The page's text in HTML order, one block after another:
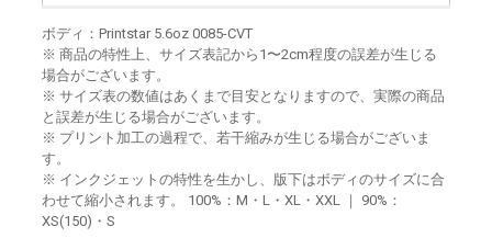
ボディ：Printstar 5.6oz 0085-CVT
※ 商品の特性上、サイズ表記から1〜2cm程度の誤差が生じる
場合がございます。
※ サイズ表の数値はあくまで目安となりますので、実際の商品
と誤差が生じる場合がございます。
※ プリント加工の過程で、若干縮みが生じる場合がございま
す。
※ インクジェットの特性を生かし、版下はボディのサイズに合
わせて縮小されます。 100%：M・L・XL・XXL ｜ 90%：
XS(150)・S